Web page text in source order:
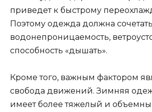
приведет к быстрому
Поэтому одежда должна
водонепроницаемость,
способность «дышать».
Кроме того, важным фактором
свобода движений. Зимняя
имеет более тяжелый и